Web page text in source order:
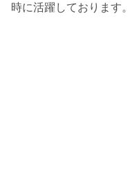
時に活躍しております。